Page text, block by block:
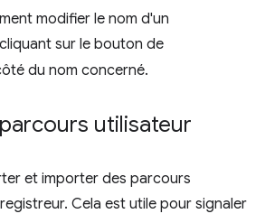
modifier le nom d'un
sur le bouton de
du nom concerné.
utilisateur
et importer des parcours
Cela est utile pour signaler